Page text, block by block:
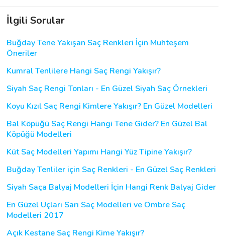
İlgili Sorular
Buğday Tene Yakışan Saç Renkleri İçin Muhteşem
Öneriler
Kumral Tenlilere Hangi Saç Rengi Yakışır?
Siyah Saç Rengi Tonları - En Güzel Siyah Saç Örnekleri
Koyu Kızıl Saç Rengi Kimlere Yakışır? En Güzel Modelleri
Bal Köpüğü Saç Rengi Hangi Tene Gider? En Güzel Bal
Köpüğü Modelleri
Küt Saç Modelleri Yapımı Hangi Yüz Tipine Yakışır?
Buğday Tenliler için Saç Renkleri - En Güzel Saç Renkleri
Siyah Saça Balyaj Modelleri İçin Hangi Renk Balyaj Gider
En Güzel Uçları Sarı Saç Modelleri ve Ombre Saç
Modelleri 2017
Açık Kestane Saç Rengi Kime Yakışır?